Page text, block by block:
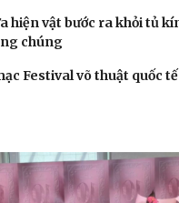
hiện vật bước ra khỏi tủ
chúng
Festival võ thuật quốc